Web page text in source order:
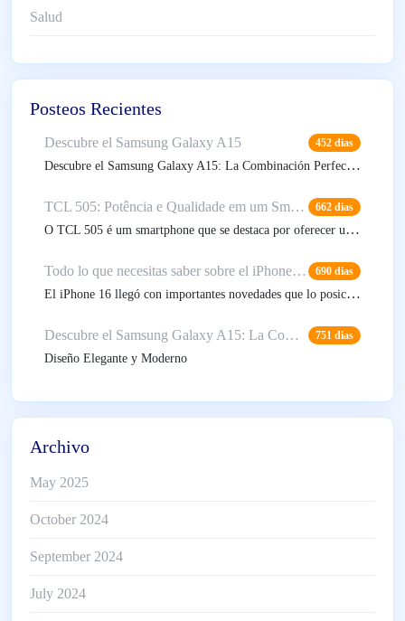
Salud
Posteos Recientes
Descubre el Samsung Galaxy A15 452 dias
Descubre el Samsung Galaxy A15: La Combinación Perfecta de Rendimiento y Estilo
TCL 505: Potência e Qualidade em um Smartphone Completo 662 dias
O TCL 505 é um smartphone que se destaca por oferecer uma combinação poderosa de desempenho
Todo lo que necesitas saber sobre el iPhone 16 690 dias
El iPhone 16 llegó con importantes novedades que lo posicionan como una de las mayores actualizacion
Descubre el Samsung Galaxy A15: La Combinación Perfecta de Rendimiento y Estilo 751 dias
Diseño Elegante y Moderno
Archivo
May 2025
October 2024
September 2024
July 2024